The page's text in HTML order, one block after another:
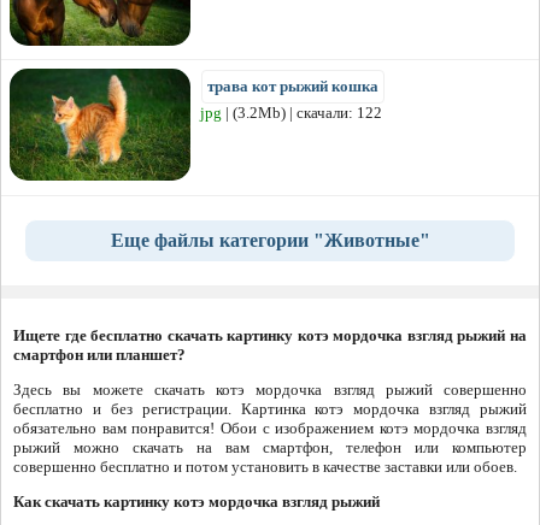
трава кот рыжий кошка
jpg | (3.2Mb) | скачали: 122
Еще файлы категории "Животные"
Ищете где бесплатно скачать картинку котэ мордочка взгляд рыжий на
смартфон или планшет?
Здесь вы можете скачать котэ мордочка взгляд рыжий совершенно
бесплатно и без регистрации. Картинка котэ мордочка взгляд рыжий
обязательно вам понравится! Обои с изображением котэ мордочка взгляд
рыжий можно скачать на вам смартфон, телефон или компьютер
совершенно бесплатно и потом установить в качестве заставки или обоев.
Как скачать картинку котэ мордочка взгляд рыжий